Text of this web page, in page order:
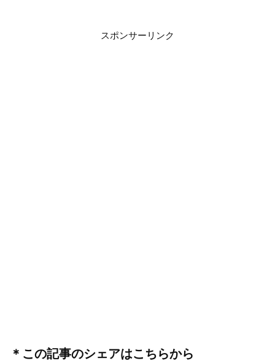
スポンサーリンク
＊この記事のシェアはこちらから